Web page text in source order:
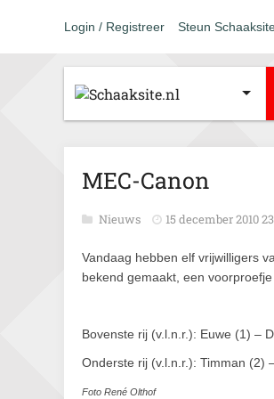
Login / Registreer Steun
MEC-Canon
Nieuws 15 december 2010
Vandaag hebben elf vrijwilligers
bekend gemaakt, een
Bovenste rij (v.l.n.r.): Euwe (1) –
Onderste rij (v.l.n.r.): Timman (2)
Foto René Olthof